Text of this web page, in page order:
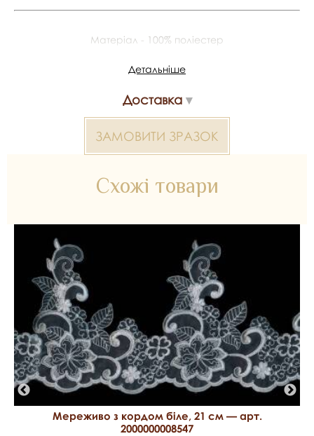
Матеріал - 100% поліестер
весільних суконь, декору та колекцій ательє. Доступний
Детальніше
Доставка
ЗАМОВИТИ ЗРАЗОК
Схожі товари
Мереживо з кордом біле, 21 см — арт.
2000000008547